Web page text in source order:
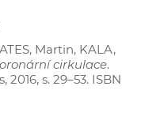
Martin, KALA,
cirkulace.
2016, s. 29–53. ISBN